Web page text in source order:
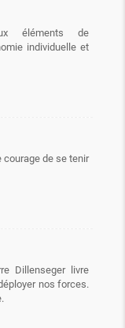
éléments de
individuelle et
courage de se tenir
Dillenseger livre
nos forces.